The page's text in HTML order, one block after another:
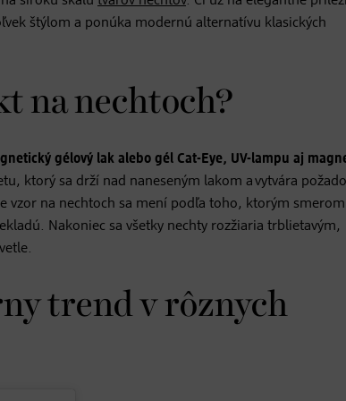
štýlom a ponúka modernú alternatívu klasických
na nechtoch?
gélový lak alebo gél Cat-Eye, UV-lampu aj
ktorý sa drží nad naneseným lakom a vytvára
vzor na nechtoch sa mení podľa toho, ktorým smerom
Nakoniec sa všetky nechty rozžiaria trblietavým,
trend v rôznych